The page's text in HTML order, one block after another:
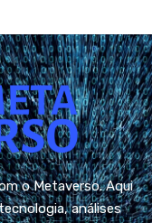
o Metaverso. Aqui
análises